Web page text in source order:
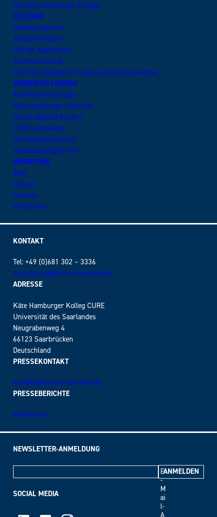
Die Käte Hamburger Kollegs
FELLOWS
Fellowprogramm
Aktuelle Fellows
Call for Application
Alumni:Alumnae
FAQ: Die häufigsten Fragen schnell beantwortet
VERANSTALTUNGEN
Alle Veranstaltungen
Käte Hamburger Lectures
Rivers Beyond Borders
CURE unterwegs
Dienstagskolloquium
Veranstaltungsarchiv
MEDIATHEK
Blog
Glossar
Podcast
Rhinozeros
KONTAKT
Tel: +49 (0)681 302 – 3336
sekretariat@khk.uni-saarland.de
ADRESSE
Käte Hamburger Kolleg CURE
Universität des Saarlandes
Neugrabenweg 4
66123 Saarbrücken
Deutschland
PRESSEKONTAKT
kontakt@khk.uni-saarland.de
PRESSEBERICHTE
Medienecho
NEWSLETTER-ANMELDUNG
E
-
M
ai
l-
A
SOCIAL MEDIA